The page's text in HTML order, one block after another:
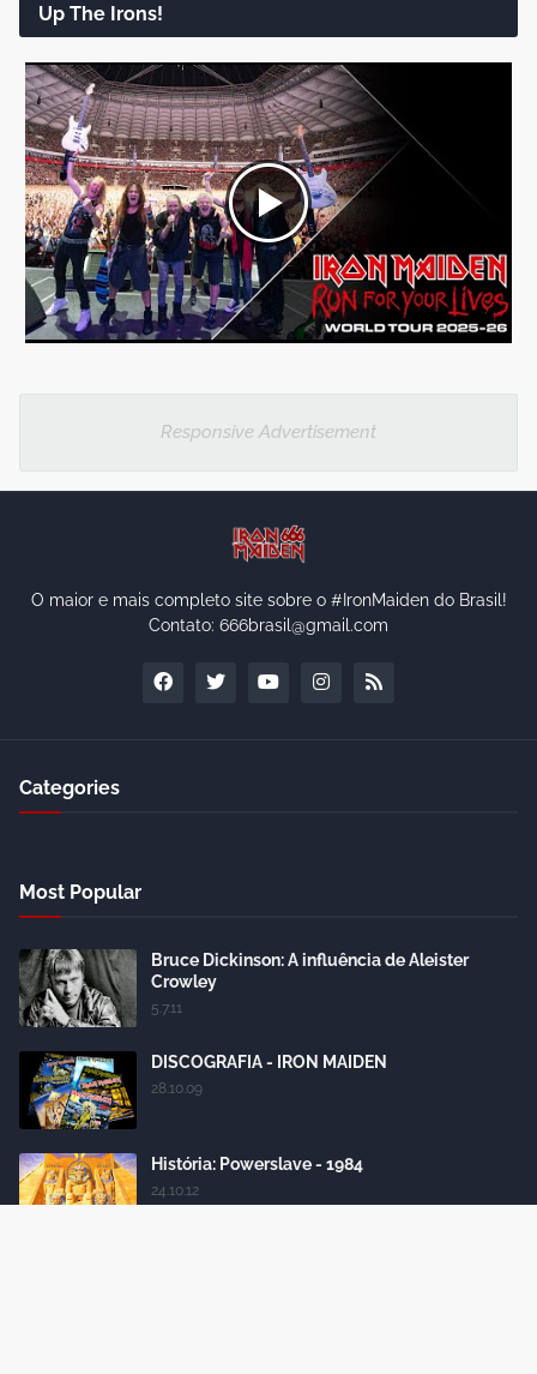
Up The Irons!
Responsive Advertisement
O maior e mais completo site sobre o #IronMaiden do Brasil!
Contato: 666brasil@gmail.com
Categories
Most Popular
Bruce Dickinson: A influência de Aleister
Crowley
5.7.11
DISCOGRAFIA - IRON MAIDEN
28.10.09
História: Powerslave - 1984
24.10.12